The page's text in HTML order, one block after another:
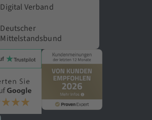
Digital Verband
Deutscher
Mittelstandsbund